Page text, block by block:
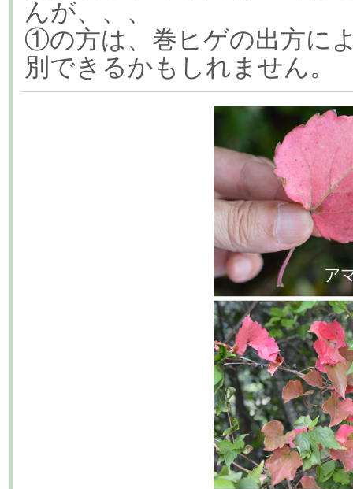
んが、、、
①の方は、巻ヒゲの出方に
別できるかもしれません。